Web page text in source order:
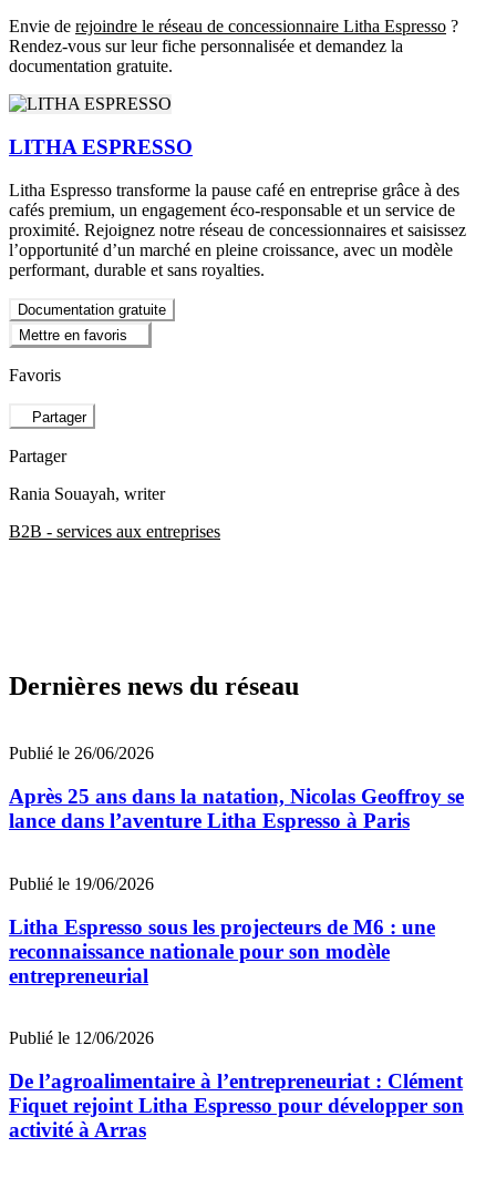
Envie de rejoindre le réseau de concessionnaire Litha Espresso ?
Rendez-vous sur leur fiche personnalisée et demandez la
documentation gratuite.
LITHA ESPRESSO
Litha Espresso transforme la pause café en entreprise grâce à des
cafés premium, un engagement éco-responsable et un service de
proximité. Rejoignez notre réseau de concessionnaires et saisissez
l’opportunité d’un marché en pleine croissance, avec un modèle
performant, durable et sans royalties.
Documentation gratuite
Mettre en favoris
Favoris
Partager
Partager
Rania Souayah, writer
B2B - services aux entreprises
Dernières news du réseau
Publié le 26/06/2026
Après 25 ans dans la natation, Nicolas Geoffroy se
lance dans l’aventure Litha Espresso à Paris
Publié le 19/06/2026
Litha Espresso sous les projecteurs de M6 : une
reconnaissance nationale pour son modèle
entrepreneurial
Publié le 12/06/2026
De l’agroalimentaire à l’entrepreneuriat : Clément
Fiquet rejoint Litha Espresso pour développer son
activité à Arras